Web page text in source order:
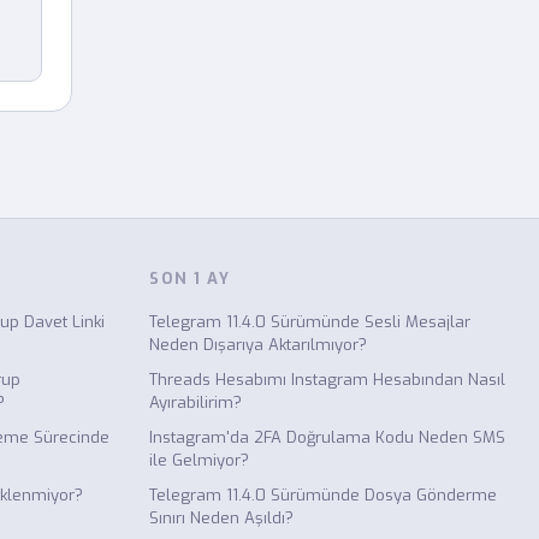
Davet Linki
Sürecinde
SON 1 AY
Telegram 11.4.0 Sürümünde Sesli Mesajlar
Neden Dışarıya Aktarılmıyor?
Threads Hesabımı Instagram Hesabından Nasıl
Ayırabilirim?
Instagram'da 2FA Doğrulama Kodu Neden SMS
ile Gelmiyor?
Telegram 11.4.0 Sürümünde Dosya Gönderme
Sınırı Neden Aşıldı?